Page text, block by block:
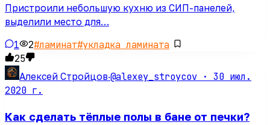
Пристроили небольшую кухню из СИП-панелей,
выделили место для…
1 2#ламинат#укладка ламината
25
Алексей Стройцов·@alexey_stroycov · 30 июл.
2020 г.
Как сделать тёплые полы в бане от печки?